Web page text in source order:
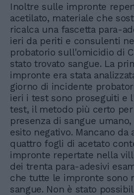
Inoltre sulle impronte
acetilato, materiale che
ricalca una fascetta para-
ieri da periti e consulenti
probatorio sull'omicidio di
stato trovato sangue. La
impronte era stata
giorno di incidente
ieri i test sono proseguiti e
test, il metodo più certo
presenza di sangue
esito negativo. Mancano da
quattro fogli di acetato
impronte repertate nella
dei trenta para-adesivi
che tutte le impronte sono
sangue. Non è stato